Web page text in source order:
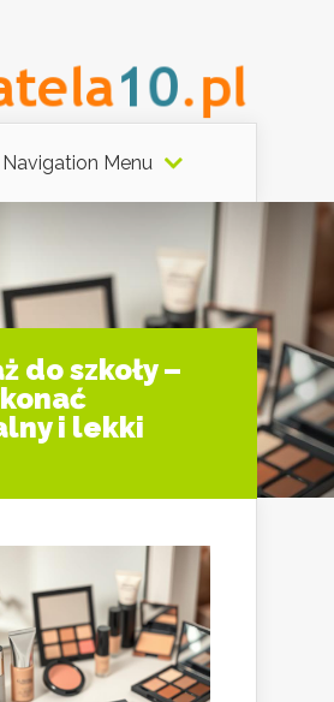
Navigation Menu
do szkoły –
i lekki